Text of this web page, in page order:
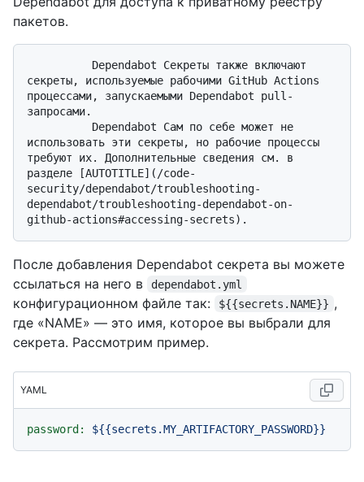
пакетов.
секреты, используемые рабочими GitHub Actions
процессами, запускаемыми Dependabot pull-
запросами.
использовать эти секреты, но рабочие процессы
требуют их. Дополнительные сведения см. в
разделе [AUTOTITLE](/code-
security/dependabot/troubleshooting-
dependabot/troubleshooting-dependabot-on-
После добавления Dependabot секрета вы можете
ссылаться на него в
dependabot.yml
конфигурационном файле так: ${{secrets.NAME}} ,
где «NAME» — это имя, которое вы выбрали для
секрета. Рассмотрим пример.
YAML
password: ${{secrets.MY_ARTIFACTORY_PASSWORD}}